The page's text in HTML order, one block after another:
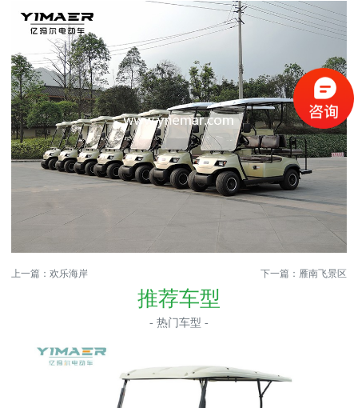
上一篇： 欢乐海岸 下一篇： 雁南飞景区
推荐车型
- 热门车型 -